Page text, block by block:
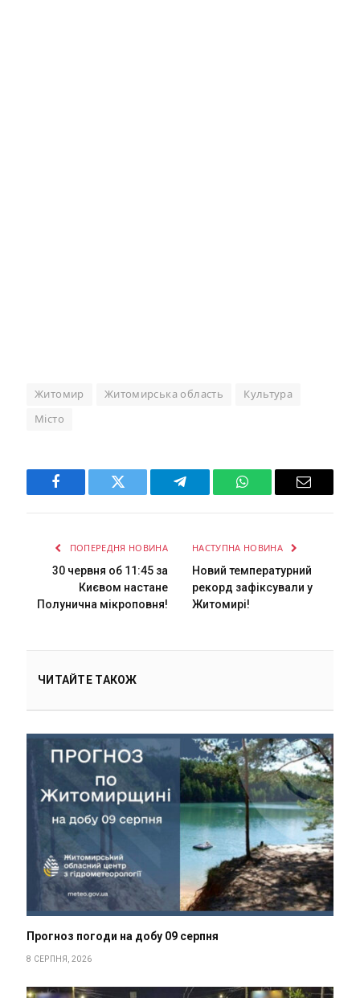
Житомир Житомирська область Культура
Місто
Facebook Twitter Telegram WhatsAppEmail
ПОПЕРЕДНЯ НОВИНА
30 червня об 11:45 за
Києвом настане
Полунична мікроповня!
НАСТУПНА НОВИНА
Новий температурний
рекорд зафіксували у
Житомирі!
ЧИТАЙТЕ ТАКОЖ
Прогноз погоди на добу 09 серпня
8 СЕРПНЯ, 2026